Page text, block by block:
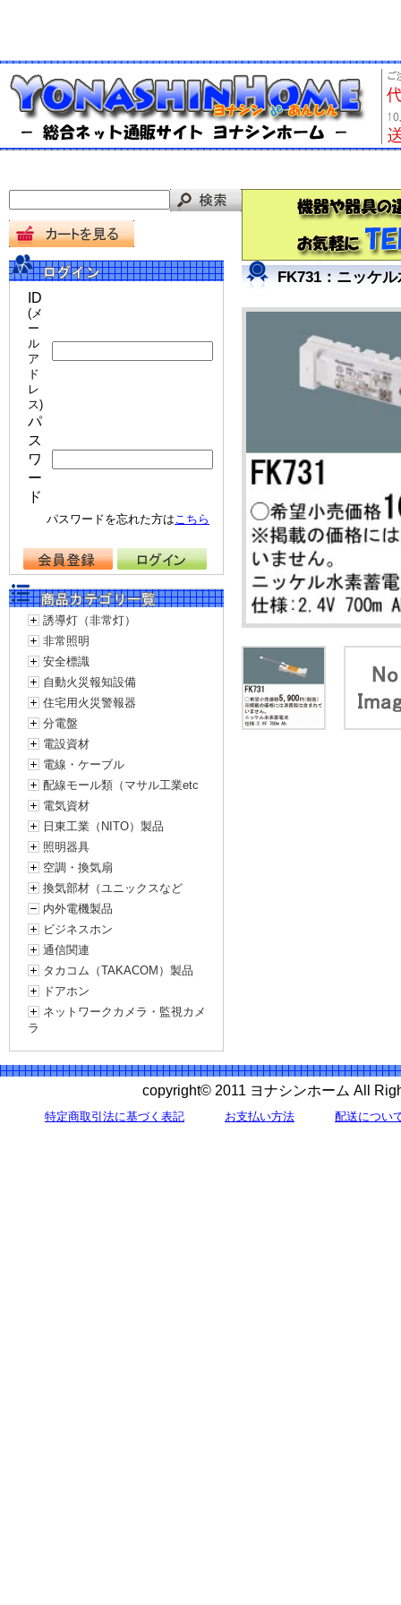
ID
(メ
ー
ル
ア
ド
レ
ス)
パ
ス
ワ
ー
ド
パスワードを忘れた方はこちら
誘導灯（非常灯）
非常照明
安全標識
自動火災報知設備
住宅用火災警報器
分電盤
電設資材
電線・ケーブル
配線モール類（マサル工業etc
電気資材
日東工業（NITO）製品
照明器具
空調・換気扇
換気部材（ユニックスなど
内外電機製品
ビジネスホン
通信関連
タカコム（TAKACOM）製品
ドアホン
ネットワークカメラ・監視カメ
ラ
FK731：ニッケ
copyright© 2011 ヨナシンホーム All
特定商取引法に基づく表記 お支払い方法 配送につい